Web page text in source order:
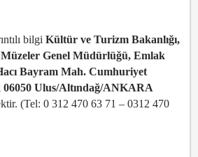
bilgiKültür ve Turizm Bakanlığı,
Genel Müdürlüğü, Emlak
Bayram Mah. Cumhuriyet
Ulus/Altındağ/ANKARA
(Tel: 0 312 470 63 71 – 0312 470